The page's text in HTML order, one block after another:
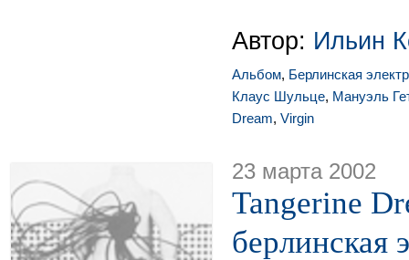
Автор: Ильин
Альбом, Берлинская
Клаус Шульце, Мануэль
Dream, Virgin
23 марта 2002
Tangerine
берлинская